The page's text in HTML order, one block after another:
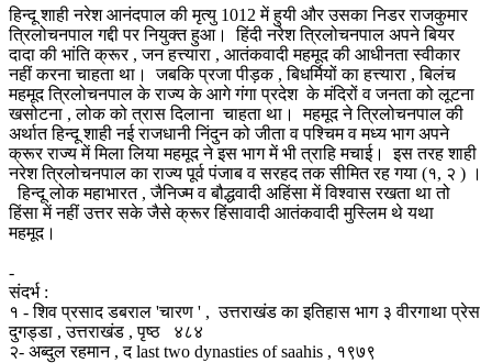
हिन्दू शाही नरेश आनंदपाल की मृत्यु 1012 में हुयी और उसका निडर राजकुमार
त्रिलोचनपाल गद्दी पर नियुक्त हुआ। हिंदी नरेश त्रिलोचनपाल अपने बियर
दादा की भांति क्रूर , जन हत्त्यारा , आतंकवादी महमूद की आधीनता स्वीकार
नहीं करना चाहता था। जबकि प्रजा पीड़क , बिधर्मियों का हत्त्यारा , बिलंच
महमूद त्रिलोचनपाल के राज्य के आगे गंगा प्रदेश के मंदिरों व जनता को लूटना
खसोटना , लोक को त्रास दिलाना चाहता था। महमूद ने त्रिलोचनपाल की
अर्थात हिन्दू शाही नई राजधानी निंदुन को जीता व पश्चिम व मध्य भाग अपने
क्रूर राज्य में मिला लिया महमूद ने इस भाग में भी त्राहि मचाई। इस तरह शाही
नरेश त्रिलोचनपाल का राज्य पूर्व पंजाब व सरहद तक सीमित रह गया (१, २ ) ।
हिन्दू लोक महाभारत , जैनिज्म व बौद्धवादी अहिंसा में विश्वास रखता था तो
हिंसा में नहीं उत्तर सके जैसे क्रूर हिंसावादी आतंकवादी मुस्लिम थे यथा
महमूद।
-
संदर्भ :
१ - शिव प्रसाद डबराल 'चारण ' , उत्तराखंड का इतिहास भाग ३ वीरगाथा प्रेस
दुगड्डा , उत्तराखंड , पृष्ठ ४८४
२- अब्दुल रहमान , द last two dynasties of saahis , १९७९